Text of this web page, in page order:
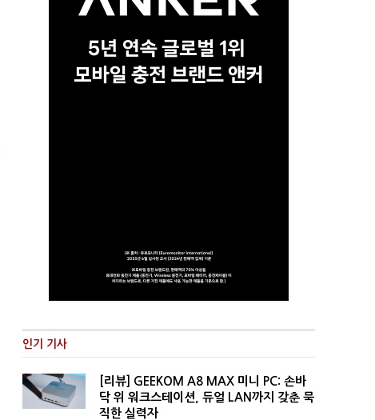
인기 기사
[리뷰] GEEKOM A8 MAX 미니 PC: 손바
닥 위 워크스테이션, 듀얼 LAN까지 갖춘 묵
직한 실력자